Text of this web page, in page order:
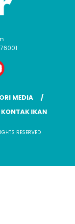
MEDIA
KONTAK IKAN
RESERVED